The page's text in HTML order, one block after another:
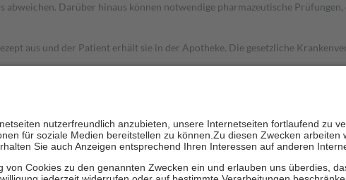
Darüber hinaus können notwendige pharmazeutische
aus und der Patient erhält sie in der Apotheke. Die gesetzliche
zehn Prozent der Kosten sowie zehn Euro je Verordnung.
zu stärken und die besondere Stellung der Familie zu unterstützen, fallen
Ausnahme der Fahrkosten
GKV getragen werden